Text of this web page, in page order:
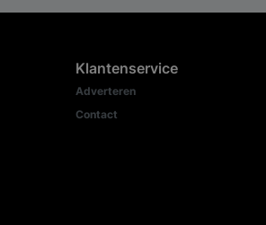
Klantenservice
Adverteren
Contact